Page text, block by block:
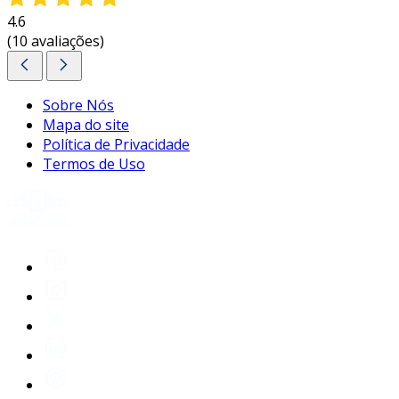
design inclusivo e acessível, beneficiando tanto
os usuários quanto os estabelecimentos que
optam por essa solução.
entre em contato e solicite um orçamento
personalizado!
4.6
(10 avaliações)
Sobre Nós
Mapa do site
Política de Privacidade
Termos de Uso